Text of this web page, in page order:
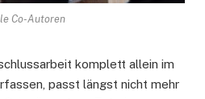
Co-Autoren
komplett allein im
passt längst nicht mehr